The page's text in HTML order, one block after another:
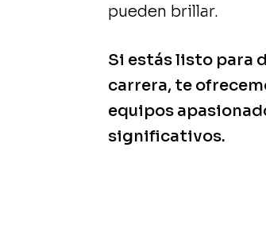
pueden brillar.
Si estás listo para
carrera, te
equipos
significativos.